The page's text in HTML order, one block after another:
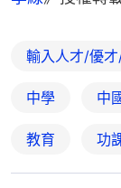
輸入人才/優
中學 中
教育 功